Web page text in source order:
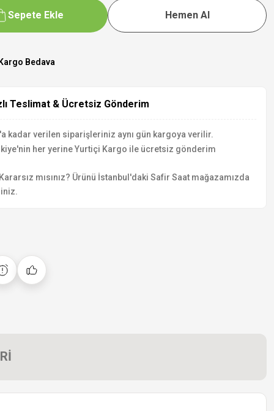
Sepete Ekle Hemen Al
Bedava
Teslimat & Ücretsiz Gönderim
kadar verilen siparişleriniz aynı gün kargoya verilir.
her yerine Yurtiçi Kargo ile ücretsiz gönderim
mısınız? Ürünü İstanbul'daki Safir Saat mağazamızda